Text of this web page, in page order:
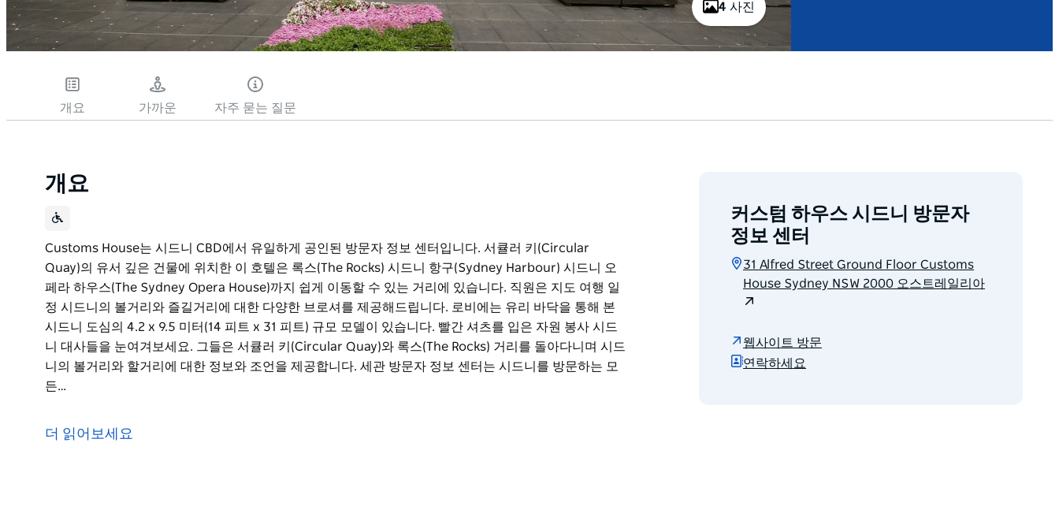
4 사진
개요 가까운 자주 묻는 질문
개요
Customs House는 시드니 CBD에서 유일하게 공인된 방문자 정보 센터입니다. 서큘러 키(Circular
Quay)의 유서 깊은 건물에 위치한 이 호텔은 록스(The Rocks) 시드니 항구(Sydney Harbour) 시드니 오
페라 하우스(The Sydney Opera House)까지 쉽게 이동할 수 있는 거리에 있습니다. 직원은 지도 여행 일
정 시드니의 볼거리와 즐길거리에 대한 다양한 브로셔를 제공해드립니다. 로비에는 유리 바닥을 통해 본
시드니 도심의 4.2 x 9.5 미터(14 피트 x 31 피트) 규모 모델이 있습니다. 빨간 셔츠를 입은 자원 봉사 시드
니 대사들을 눈여겨보세요. 그들은 서큘러 키(Circular Quay)와 록스(The Rocks) 거리를 돌아다니며 시드
니의 볼거리와 할거리에 대한 정보와 조언을 제공합니다. 세관 방문자 정보 센터는 시드니를 방문하는 모
든…
Quay)의 유서 깊은 건물에 위치한 이 호텔은 록스(The Rocks) 시드니 항구(Sydney Harbour) 시드니 오
더 읽어보세요
커스텀 하우스 시드니 방문자
정보 센터
31 Alfred Street Ground Floor Customs
House Sydney NSW 2000 오스트레일리아
웹사이트 방문
연락하세요